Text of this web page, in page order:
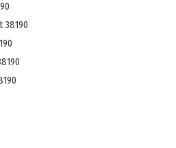
38190